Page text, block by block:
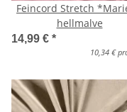
Feincord Stretch
hellmalve
14,99 € *
10,34 €